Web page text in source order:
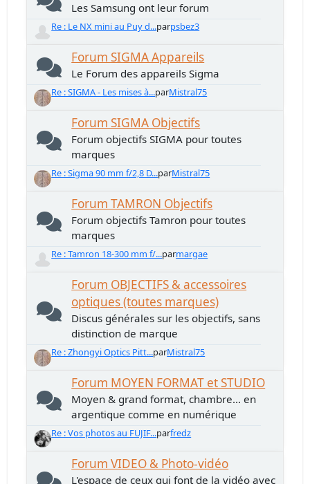
Les Samsung ont leur forum
Re : Le NX mini au Puy d...parpsbez3
Forum SIGMA Appareils
Le Forum des appareils Sigma
Re : SIGMA - Les mises à...parMistral75
Forum SIGMA Objectifs
Forum objectifs SIGMA pour toutes
marques
Re : Sigma 90 mm f/2,8 D...parMistral75
Forum TAMRON Objectifs
Forum objectifs Tamron pour toutes
marques
Re : Tamron 18-300 mm f/...parmargae
Forum OBJECTIFS & accessoires
optiques (toutes marques)
Discus générales sur les objectifs, sans
distinction de marque
Re : Zhongyi Optics Pitt...parMistral75
Forum MOYEN FORMAT et STUDIO
Moyen & grand format, chambre... en
argentique comme en numérique
Re : Vos photos au FUJIF...parfredz
Forum VIDEO & Photo-vidéo
L'espace de ceux qui font de la vidéo avec